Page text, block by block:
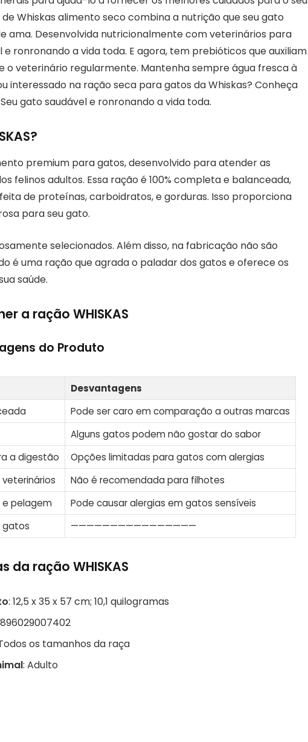
Whiskas alimento seco combina a nutrição que seu gato
ama. Desenvolvida nutricionalmente com veterinários para
ronronando a vida toda. E agora, tem prebióticos que auxiliam
o veterinário regularmente. Mantenha sempre água fresca à
interessado na ração seca para gatos da Whiskas? Conheça
gato saudável e ronronando a vida toda.
premium para gatos, desenvolvido para atender as
felinos adultos. Essa ração é 100% completa e balanceada,
de proteínas, carboidratos, e gorduras. Isso proporciona
para seu gato.
selecionados. Além disso, na fabricação não são
é uma ração que agrada o paladar dos gatos e oferece os
saúde.
a ração WHISKAS
do Produto
Desvantagens
Pode ser caro em comparação a outras marcas
Alguns gatos podem não gostar do sabor
a digestão
Opções limitadas para gatos com alergias
Não é recomendada para filhotes
e pelagem
Pode causar alergias em gatos sensíveis
gatos
————————————————
da ração WHISKAS
: 12,5 x 35 x 57 cm; 10,1 quilogramas
os tamanhos da raça
: Adulto